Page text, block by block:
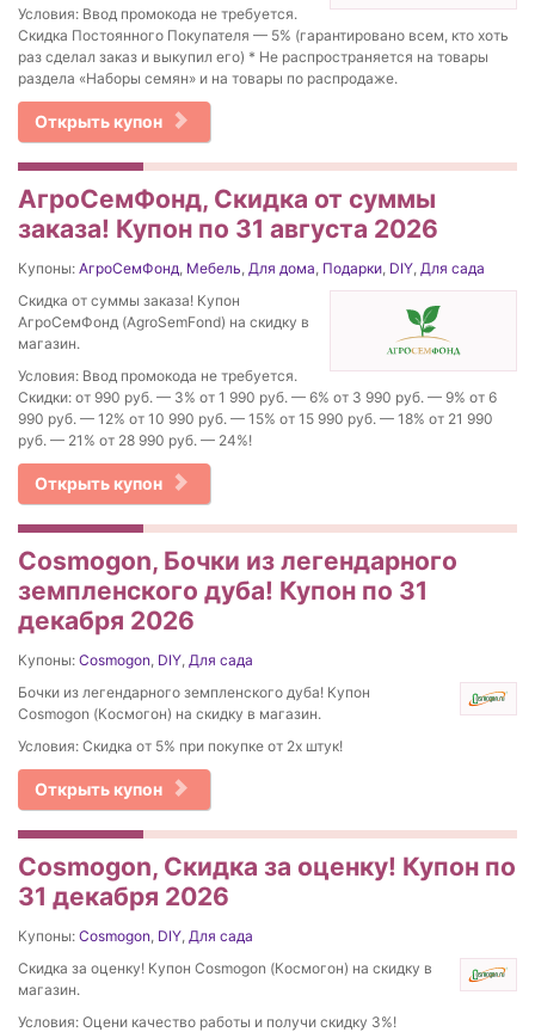
Условия: Ввод промокода не требуется.
Скидка Постоянного Покупателя — 5% (гарантировано всем, кто хоть
раз сделал заказ и выкупил его) * Не распространяется на товары
раздела «Наборы семян» и на товары по распродаже.
Открыть купон
АгроСемФонд, Скидка от суммы
заказа! Купон по 31 августа 2026
Купоны: АгроСемФонд, Мебель, Для дома, Подарки, DIY, Для сада
Скидка от суммы заказа! Купон
АгроСемФонд (AgroSemFond) на скидку в
магазин.
Условия: Ввод промокода не требуется.
Скидки: от 990 руб. — 3% от 1 990 руб. — 6% от 3 990 руб. — 9% от 6
990 руб. — 12% от 10 990 руб. — 15% от 15 990 руб. — 18% от 21 990
руб. — 21% от 28 990 руб. — 24%!
Открыть купон
Cosmogon, Бочки из легендарного
земпленского дуба! Купон по 31
декабря 2026
Купоны: Cosmogon, DIY, Для сада
Бочки из легендарного земпленского дуба! Купон
Cosmogon (Космогон) на скидку в магазин.
Условия: Скидка от 5% при покупке от 2х штук!
Открыть купон
Cosmogon, Скидка за оценку! Купон по
31 декабря 2026
Купоны: Cosmogon, DIY, Для сада
Скидка за оценку! Купон Cosmogon (Космогон) на скидку в
магазин.
Условия: Оцени качество работы и получи скидку 3%!